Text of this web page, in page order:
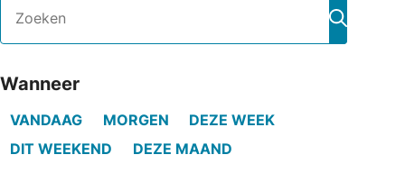
Zoeken
Wanneer
VANDAAG MORGEN
DEZE WEEK
DIT WEEKEND
DEZE MAAND